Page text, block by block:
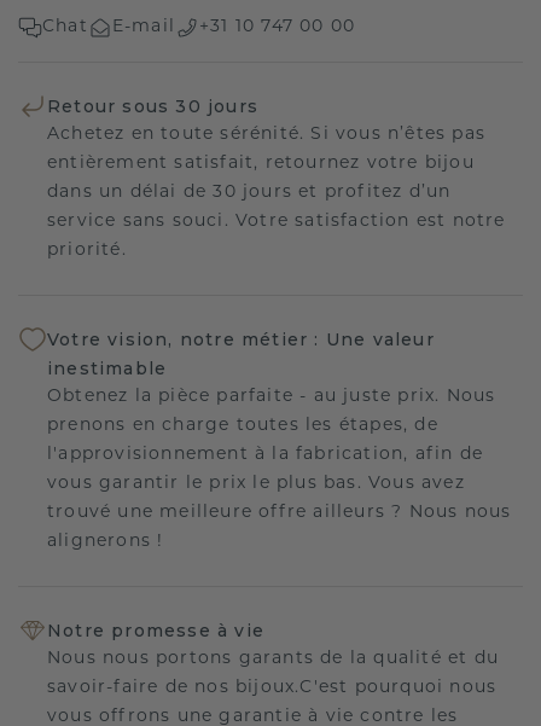
Chat E-mail +31 10 747 00 00
Retour sous 30 jours
Achetez en toute sérénité. Si vous n’êtes pas
entièrement satisfait, retournez votre bijou
dans un délai de 30 jours et profitez d’un
service sans souci. Votre satisfaction est notre
priorité.
Votre vision, notre métier : Une valeur
inestimable
Obtenez la pièce parfaite - au juste prix. Nous
prenons en charge toutes les étapes, de
l'approvisionnement à la fabrication, afin de
vous garantir le prix le plus bas. Vous avez
trouvé une meilleure offre ailleurs ? Nous nous
alignerons !
Notre promesse à vie
Nous nous portons garants de la qualité et du
savoir-faire de nos bijoux.C'est pourquoi nous
vous offrons une garantie à vie contre les